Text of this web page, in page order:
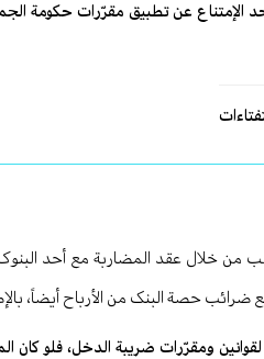
الإمتناع عن تطبیق مقرّرات حکومة
خلال عقد المضاربة مع أحد البنوک،
ضرائب حصة البنک من الأرباح أیضاً،
ومقرّرات ضریبة الدخل، فلو کان